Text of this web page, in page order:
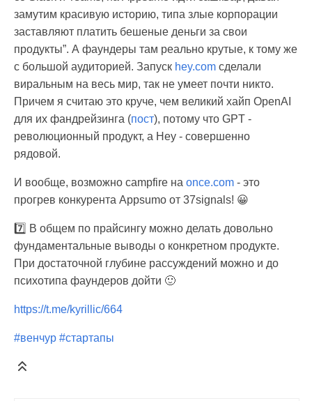
замутим красивую историю, типа злые корпорации
заставляют платить бешеные деньги за свои
продукты”. А фаундеры там реально крутые, к тому же
с большой аудиторией. Запуск hey.com сделали
виральным на весь мир, так не умеет почти никто.
Причем я считаю это круче, чем великий хайп OpenAI
для их фандрейзинга (пост), потому что GPT -
революционный продукт, а Hey - совершенно
рядовой.
И вообще, возможно campfire на once.com - это
прогрев конкурента Appsumo от 37signals! 😀
7️⃣ В общем по прайсингу можно делать довольно
фундаментальные выводы о конкретном продукте.
При достаточной глубине рассуждений можно и до
психотипа фаундеров дойти 🙂
https://t.me/kyrillic/664
#венчур #стартапы